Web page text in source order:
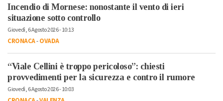
Incendio di Mornese: nonostante il vento di ieri
situazione sotto controllo
Giovedì, 6 Agosto 2026 - 10:13
CRONACA-OVADA
“Viale Cellini è troppo pericoloso”: chiesti
provvedimenti per la sicurezza e contro il rumore
Giovedì, 6 Agosto 2026 - 10:03